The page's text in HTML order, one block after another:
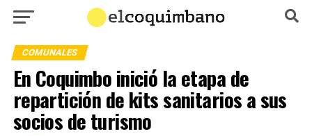
COMUNALES
En Coquimbo inició la etapa de
repartición de kits sanitarios a sus
socios de turismo